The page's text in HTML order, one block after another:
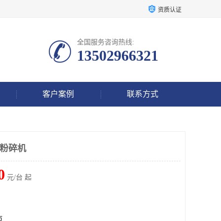
资质认证
全国服务咨询热线:
13502966321
客户案例 联系方式
碎机
元/台 起